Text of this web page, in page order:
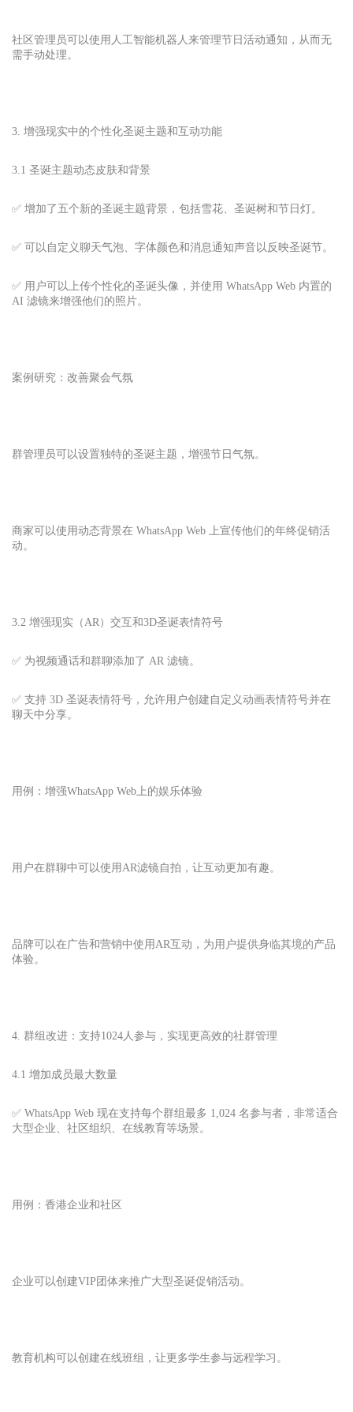
社区管理员可以使用人工智能机器人来管理节日活动通知，从而无
需手动处理。
3. 增强现实中的个性化圣诞主题和互动功能
3.1 圣诞主题动态皮肤和背景
✅ 增加了五个新的圣诞主题背景，包括雪花、圣诞树和节日灯。
✅ 可以自定义聊天气泡、字体颜色和消息通知声音以反映圣诞节。
✅ 用户可以上传个性化的圣诞头像，并使用 WhatsApp Web 内置的
AI 滤镜来增强他们的照片。
案例研究：改善聚会气氛
群管理员可以设置独特的圣诞主题，增强节日气氛。
商家可以使用动态背景在 WhatsApp Web 上宣传他们的年终促销活
动。
3.2 增强现实（AR）交互和3D圣诞表情符号
✅ 为视频通话和群聊添加了 AR 滤镜。
✅ 支持 3D 圣诞表情符号，允许用户创建自定义动画表情符号并在
聊天中分享。
用例：增强WhatsApp Web上的娱乐体验
用户在群聊中可以使用AR滤镜自拍，让互动更加有趣。
品牌可以在广告和营销中使用AR互动，为用户提供身临其境的产品
体验。
4. 群组改进：支持1024人参与，实现更高效的社群管理
4.1 增加成员最大数量
✅ WhatsApp Web 现在支持每个群组最多 1,024 名参与者，非常适合
大型企业、社区组织、在线教育等场景。
用例：香港企业和社区
企业可以创建VIP团体来推广大型圣诞促销活动。
教育机构可以创建在线班组，让更多学生参与远程学习。